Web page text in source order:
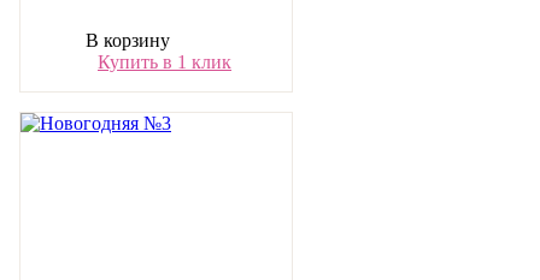
В корзину
Купить в 1 клик